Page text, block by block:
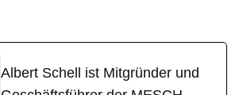
Albert Schell ist Mitgründer und